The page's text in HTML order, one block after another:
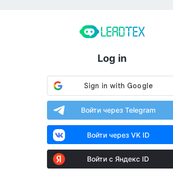
Log in
Войти через Telegram
Войти через VK ID
Войти с Яндекс ID